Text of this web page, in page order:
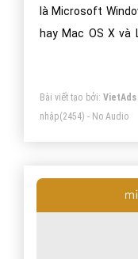
là Microsoft
hay Mac OS X và
biết Platform là gì.
Bài viết tạo bởi: VietAds
nhập(2454) - No Audio